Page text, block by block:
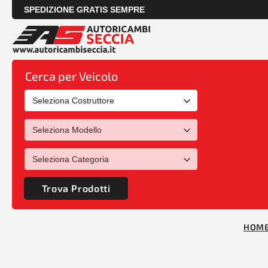
SPEDIZIONE GRATIS SEMPRE
Cerca per Veicolo
Trova Prodotti